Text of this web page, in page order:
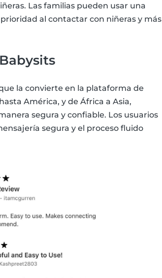
Las familias pueden usar una
al contactar con niñeras y más
la convierte en la plataforma de
América, y de África a Asia,
segura y confiable. Los usuarios
segura y el proceso fluido